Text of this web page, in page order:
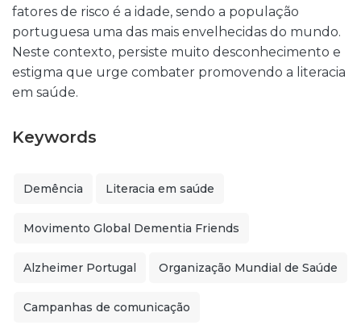
fatores de risco é a idade, sendo a população
portuguesa uma das mais envelhecidas do mundo.
Neste contexto, persiste muito desconhecimento e
estigma que urge combater promovendo a literacia
em saúde.
Keywords
Demência Literacia em saúde
Movimento Global Dementia Friends
Alzheimer Portugal Organização Mundial de Saúde
Campanhas de comunicação